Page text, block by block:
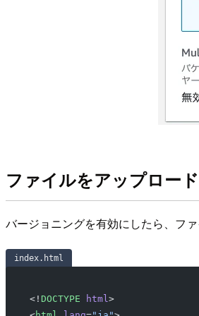
ファイルをアップロー
バージョニングを有効にしたら、フ
index.html
<! DOCTYPE html >